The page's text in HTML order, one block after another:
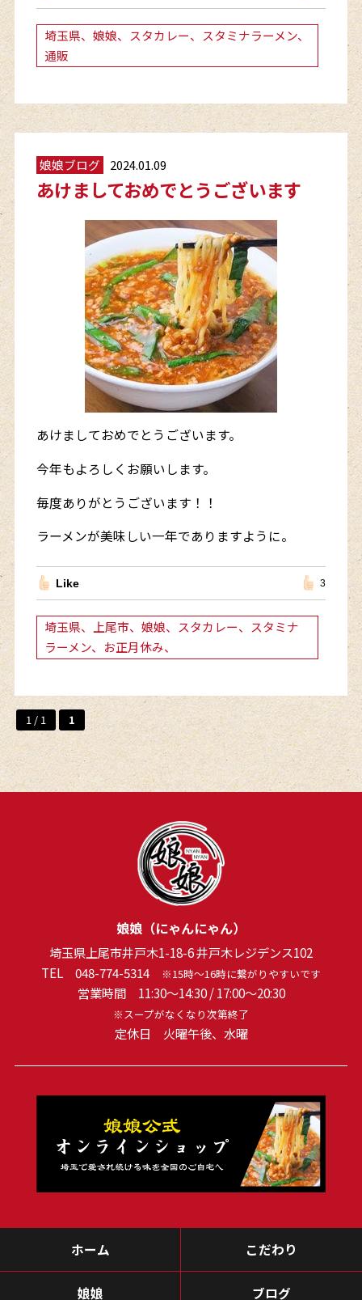
埼玉県、娘娘、スタカレー、スタミナラーメン、
通販
娘娘ブログ 2024.01.09
あけましておめでとうございます
あけましておめでとうございます。
今年もよろしくお願いします。
毎度ありがとうございます！！
ラーメンが美味しい一年でありますように。
Like 3
埼玉県、上尾市、娘娘、スタカレー、スタミナ
ラーメン、お正月休み、
1 / 1 1
娘娘（にゃんにゃん）
埼玉県上尾市井戸木1-18-6 井戸木レジデンス102
TEL 048-774-5314 ※15時～16時に繋がりやすいです
営業時間 11:30～14:30 / 17:00～20:30
※スープがなくなり次第終了
定休日 火曜午後、水曜
ホーム こだわり
娘娘 ブログ